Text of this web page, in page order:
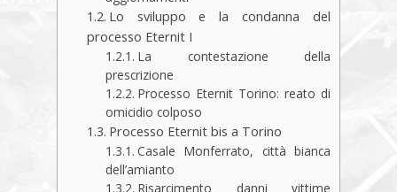
Lo sviluppo e la condanna del
processo Eternit I
La contestazione della
prescrizione
Processo Eternit Torino: reato di
omicidio colposo
Processo Eternit bis a Torino
Casale Monferrato, città bianca
dell’amianto
Risarcimento danni vittime